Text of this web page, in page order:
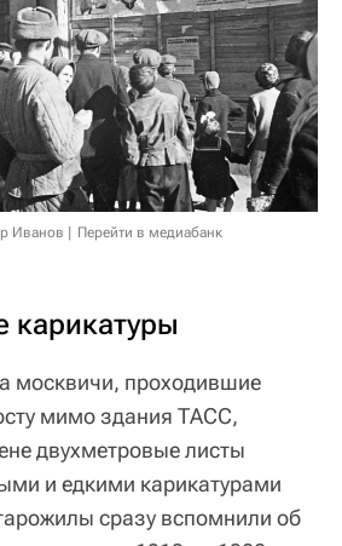
Иванов Перейти в медиабанк
карикатуры
москвичи, проходившие
мимо здания ТАСС,
двухметровые листы
и едкими карикатурами
сразу вспомнили об